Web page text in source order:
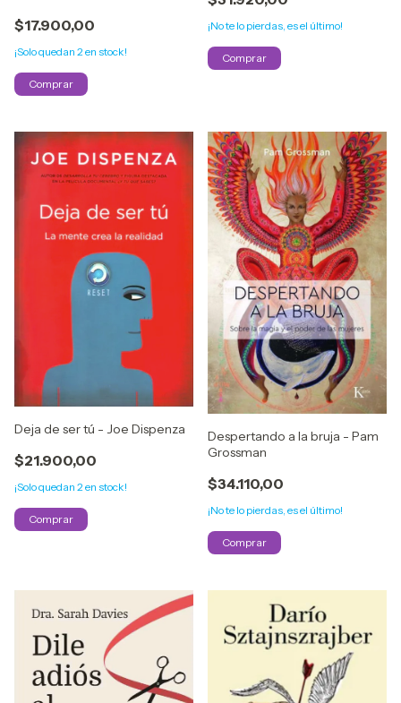
$17.900,00
¡Solo quedan 2en stock!
¡No te lo pierdas, es el último!
Deja de ser tú - Joe Dispenza
$21.900,00
¡Solo quedan 2en stock!
Despertando a la bruja - Pam
Grossman
$34.110,00
¡No te lo pierdas, es el último!